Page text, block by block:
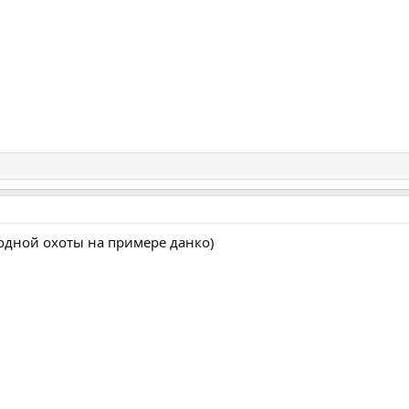
охоты на примере данко)